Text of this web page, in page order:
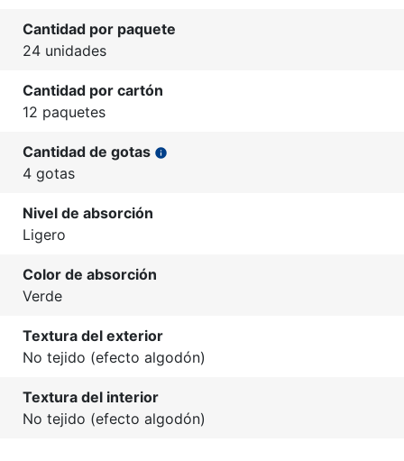
Cantidad por paquete
24 unidades
Cantidad por cartón
12 paquetes
Cantidad de gotas info
4 gotas
Nivel de absorción
Ligero
Color de absorción
Verde
Textura del exterior
No tejido (efecto algodón)
Textura del interior
No tejido (efecto algodón)